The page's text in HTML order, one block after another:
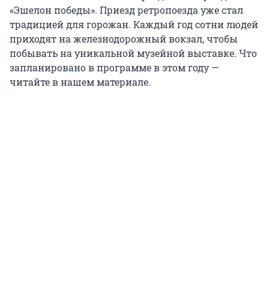
«Эшелон победы». Приезд ретропоезда уже стал
традицией для горожан. Каждый год сотни людей
приходят на железнодорожный вокзал, чтобы
побывать на уникальной музейной выставке. Что
запланировано в программе в этом году —
читайте в нашем материале.